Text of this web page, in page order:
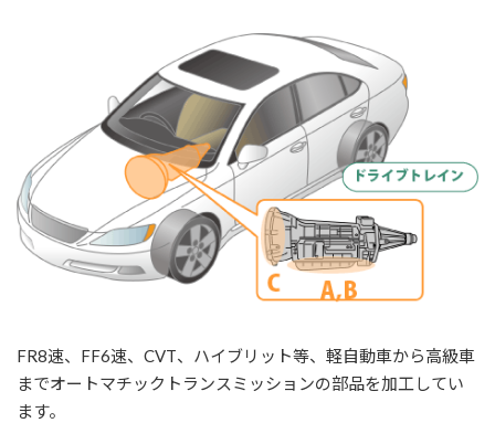
FR8速、FF6速、CVT、ハイブリット等、軽自動車から高級車
までオートマチックトランスミッションの部品を加工してい
ます。